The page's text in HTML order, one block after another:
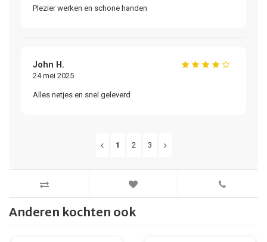
Plezier werken en schone handen
John H.
24 mei 2025
Alles netjes en snel geleverd
1 2 3
Anderen kochten ook